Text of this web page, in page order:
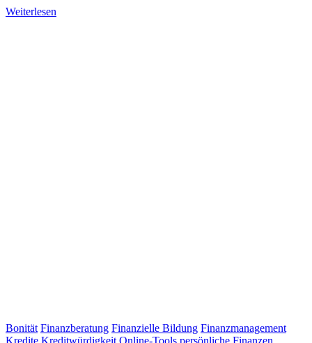
Weiterlesen
Bonität Finanzberatung Finanzielle Bildung Finanzmanagement
Kredite Kreditwürdigkeit Online-Tools persönliche Finanzen